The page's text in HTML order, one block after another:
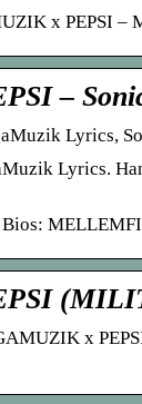
x PEPSI
–
Lyrics,
Lyrics.
x